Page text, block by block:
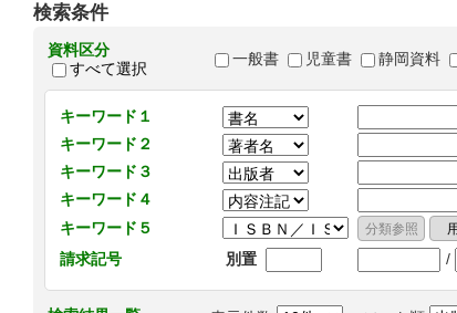
検索条件
資料区分
すべて選択
一般書 児童書 静岡資料
キーワード１
キーワード２
キーワード３
キーワード４
キーワード５
請求記号
別置 /